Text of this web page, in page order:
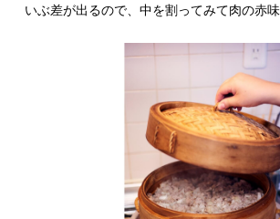
いぶ差が出るので、中を割ってみて肉の赤味